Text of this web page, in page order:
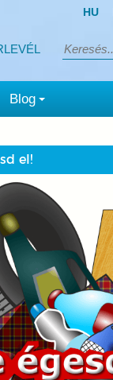
HU
Keresés:
Blog
el!